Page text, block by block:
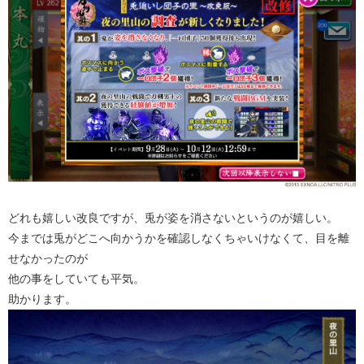
どれも嬉しい改良ですが、兎が姿を消さないというのが嬉しい。
今までは兎がどこへ向かうかを確認しなくちゃいけなくて、目を離
せなかったのが
他の事をしていても平気。
助かります。